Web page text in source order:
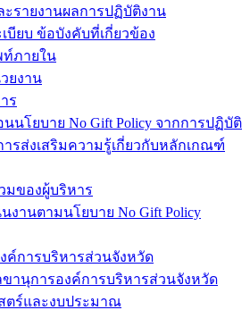
ะรายงานผลการปฏิบัติงาน
บียบ ข้อบังคับที่เกี่ยวข้อง
ท์ภายใน
ยงาน
ร
นโยบาย No Gift Policy จากการปฏิบัติ
รส่งเสริมความรู้เกี่ยวกับหลักเกณฑ์
มของผู้บริหาร
งานตามนโยบาย No Gift Policy
ค์การบริหารส่วนจังหวัด
ขานุการองค์การบริหารส่วนจังหวัด
ตร์และงบประมาณ